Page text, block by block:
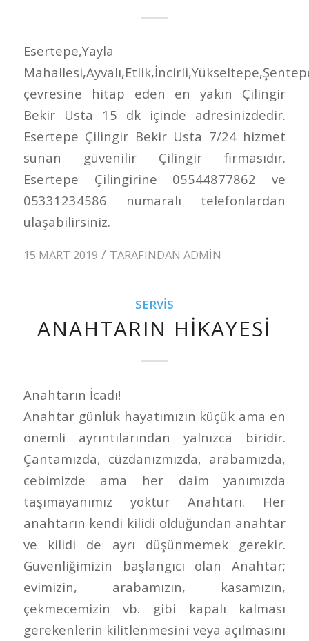
Esertepe,Yayla
çevresine hitap eden en yakın Çilingir
Bekir Usta 15 dk içinde adresinizdedir.
Esertepe Çilingir Bekir Usta 7/24 hizmet
sunan güvenilir Çilingir firmasıdır.
Esertepe Çilingirine 05544877862 ve
05331234586 numaralı telefonlardan
ulaşabilirsiniz.
15 MART 2019 / TARAFINDAN ADMIN
SERVIS
ANAHTARIN HIKAYESI
Anahtarın İcadı!
Anahtar günlük hayatımızın küçük ama en
önemli ayrıntılarından yalnızca biridir.
Çantamızda, cüzdanızmızda, arabamızda,
cebimizde ama her daim yanımızda
taşımayanımız yoktur Anahtarı. Her
anahtarın kendi kilidi olduğundan anahtar
ve kilidi de ayrı düşünmemek gerekir.
Güvenliğimizin başlangıcı olan Anahtar;
evimizin, arabamızın, kasamızın,
çekmecemizin vb. gibi kapalı kalması
gerekenlerin kilitlenmesini veya açılmasını